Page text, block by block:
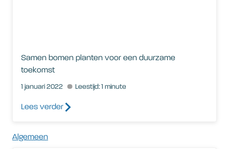
Samen bomen planten voor een duurzame
toekomst
1 januari 2022 Leestijd: 1 minute
Lees verder
Algemeen